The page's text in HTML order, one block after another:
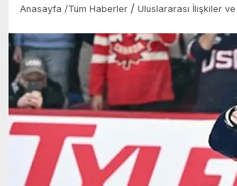
Anasayfa /Tüm Haberler / Uluslararası İlişkiler ve